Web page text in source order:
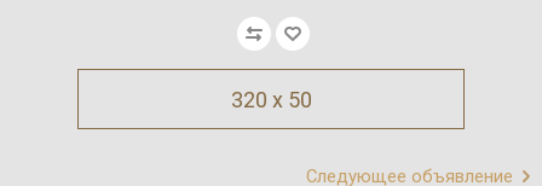
320 x 50
Следующее объявление